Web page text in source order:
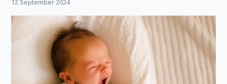
Si Kecil terkilir, atau risiko paling parah, Si Kecil bisa
mengalami tulang retak, dan patah tulang.
Tips Aman Main Perosotan
Untuk menjaga kenyamanan dan keamanan selama bermain
12 September 2024